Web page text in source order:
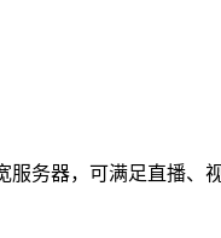
务器，可满足直播、